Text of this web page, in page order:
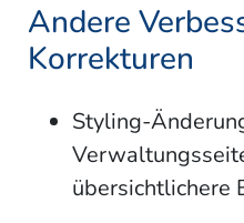
Andere
Korrekturen
Styling-
übersichtlichere